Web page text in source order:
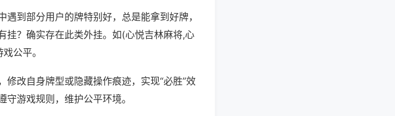
到部分用户的牌特别好，总是能拿到好牌，
挂？确实存在此类外挂。如(心悦吉林麻将,心
公平。
改自身牌型或隐藏操作痕迹，实现“必胜”效
游戏规则，维护公平环境。